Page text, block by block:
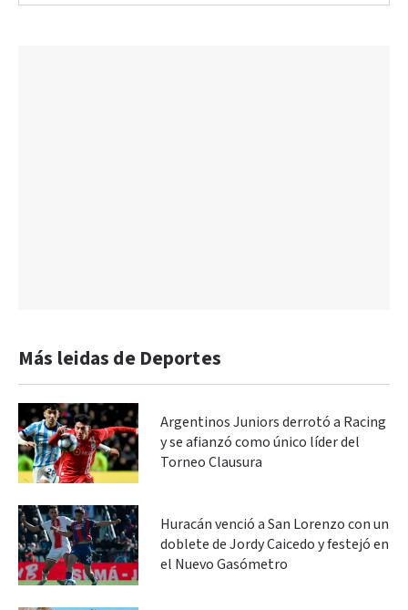
Más leidas de Deportes
Argentinos Juniors derrotó a Racing
y se afianzó como único líder del
Torneo Clausura
Huracán venció a San Lorenzo con un
doblete de Jordy Caicedo y festejó en
el Nuevo Gasómetro